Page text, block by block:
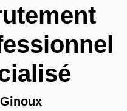
7880